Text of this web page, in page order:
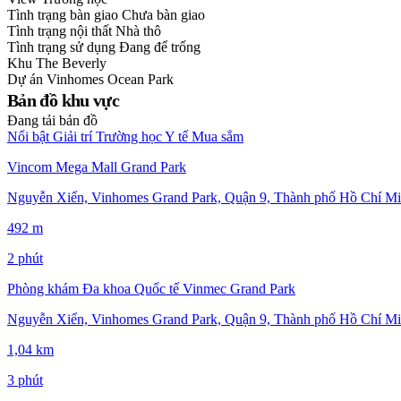
Tình trạng bàn giao Chưa bàn giao
Tình trạng nội thất Nhà thô
Tình trạng sử dụng Đang để trống
Khu The Beverly
Dự án Vinhomes Ocean Park
Bản đồ khu vực
Đang tải bản đồ
Nổi bật Giải trí Trường họcY tế Mua sắm
Vincom Mega Mall Grand Park
Nguyễn Xiển, Vinhomes Grand Park, Quận 9, Thành phố Hồ Chí
492 m
2 phút
Phòng khám Đa khoa Quốc tế Vinmec Grand Park
Nguyễn Xiển, Vinhomes Grand Park, Quận 9, Thành phố Hồ Chí
1,04 km
3 phút